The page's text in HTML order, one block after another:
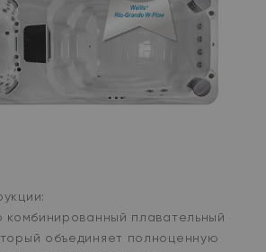
комбинированный плавательный
объединяет полноценную